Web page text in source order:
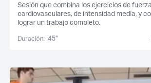
Sesión que combina los ejercicios de
cardiovasculares, de intensidad media, y
lograr un trabajo completo.
Duración: 45''